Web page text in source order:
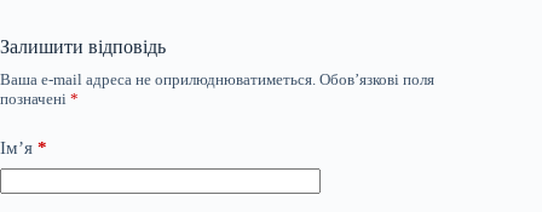
Залишити відповідь
Ваша e-mail адреса не оприлюднюватиметься. Обов’язкові поля
позначені *
Ім’я *